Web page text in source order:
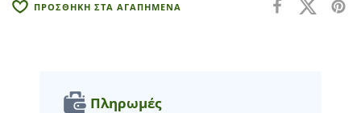
ΠΡΟΣΘΗΚΗ ΣΤΑ ΑΓΑΠΗΜΕΝΑ
Πληρωμές